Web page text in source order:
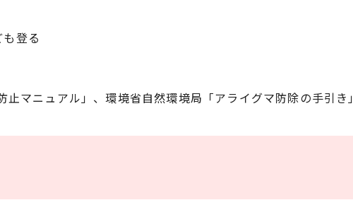
登る
マニュアル」、環境省自然環境局「アライグマ防除の手引き」